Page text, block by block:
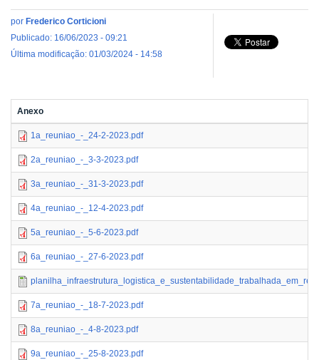
por Frederico Corticioni
Publicado: 16/06/2023 - 09:21
Última modificação: 01/03/2024 - 14:58
Anexo
1a_reuniao_-_24-2-2023.pdf
2a_reuniao_-_3-3-2023.pdf
3a_reuniao_-_31-3-2023.pdf
4a_reuniao_-_12-4-2023.pdf
5a_reuniao_-_5-6-2023.pdf
6a_reuniao_-_27-6-2023.pdf
7a_reuniao_-_18-7-2023.pdf
8a_reuniao_-_4-8-2023.pdf
9a_reuniao_-_25-8-2023.pdf